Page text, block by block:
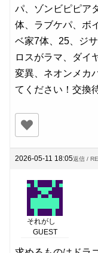
パ、ゾンビピピア
体、ラブケパ、ボ
ベ家7体、25、ジ
ロスがラマ、ダイ
変異、ネオンメカ
てください！交換
2026-05-11 18:05返信 /
それがし
GUEST